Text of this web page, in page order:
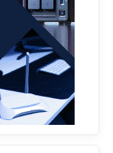
državu jer
Srbija je
Srbije stoji -